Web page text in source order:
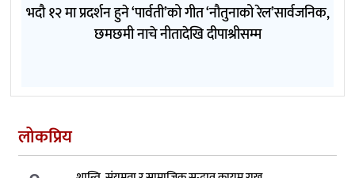
भदौ १२ मा प्रदर्शन हुने ‘पार्वती’को गीत ‘नौतुनाको रेल’सार्वजनिक,
छमछमी नाचे नीतादेखि दीपाश्रीसम्म
लोकप्रिय